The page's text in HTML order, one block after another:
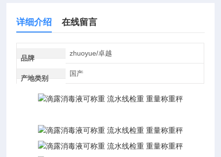
详细介绍 在线留言
品牌
zhuoyue/卓越
产地类别
国产